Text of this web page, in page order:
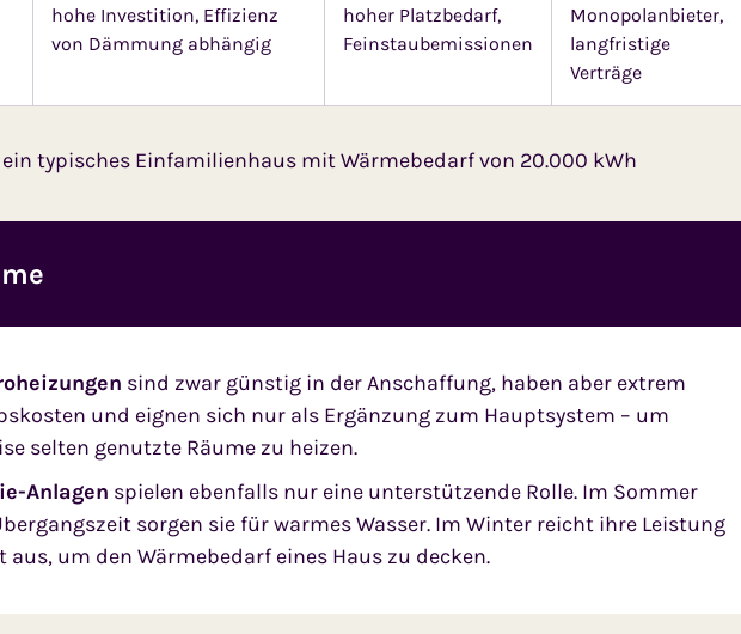
hohe Investition, Effizienz
von Dämmung abhängig
hoher Platzbedarf,
Feinstaubemissionen
Monopolanbieter,
langfristige
Verträge
typisches Einfamilienhaus mit Wärmebedarf von 20.000 kWh
sind zwar günstig in der Anschaffung, haben aber extrem
und eignen sich nur als Ergänzung zum Hauptsystem – um
selten genutzte Räume zu heizen.
Anlagen spielen ebenfalls nur eine unterstützende Rolle. Im Sommer
sorgen sie für warmes Wasser. Im Winter reicht ihre Leistung
aus, um den Wärme­bedarf eines Haus zu decken.